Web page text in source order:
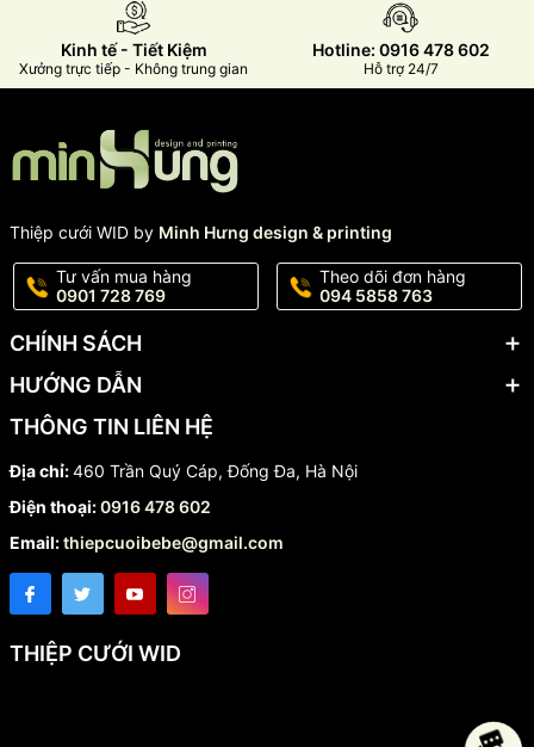
Kinh tế - Tiết Kiệm
Xưởng trực tiếp - Không trung gian
Hotline: 0916 478 602
Hỗ trợ 24/7
Thiệp cưới WID by Minh Hưng design & printing
Tư vấn mua hàng
0901 728 769
Theo dõi đơn hàng
094 5858 763
CHÍNH SÁCH
HƯỚNG DẪN
THÔNG TIN LIÊN HỆ
Địa chỉ:460 Trần Quý Cáp, Đống Đa, Hà Nội
Điện thoại:0916 478 602
Email:thiepcuoibebe@gmail.com
THIỆP CƯỚI WID